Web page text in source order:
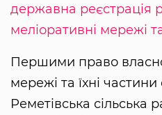
державна реєстрація
меліоративні мережі
Першими право
мережі та їхні
Реметівська сільська